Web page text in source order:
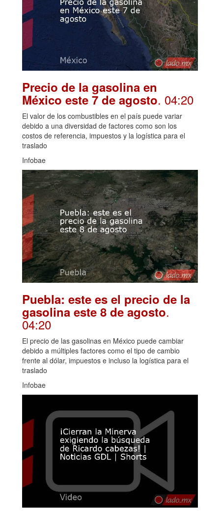
Precio de la gasolina en
México este 7 de agosto. 04:20
El valor de los combustibles en el país puede variar
debido a una diversidad de factores como son los
costos de referencia, impuestos y la logística para el
traslado
Infobae
Puebla: este es el precio de la
gasolina este 8 de agosto.
04:20
El precio de las gasolinas en México puede cambiar
debido a múltiples factores como el tipo de cambio
frente al dólar, impuestos e incluso la logística para el
traslado
Infobae